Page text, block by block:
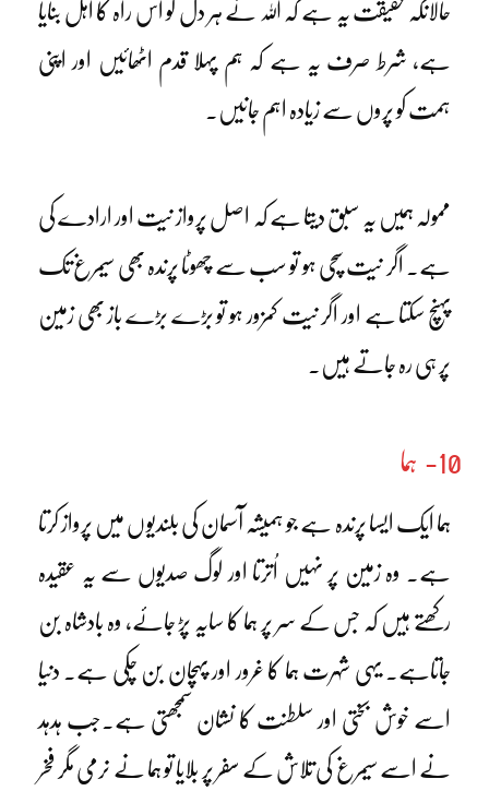
حالانکہ حقیقت یہ ہے کہ اللہ نے ہر دل کو اس راہ کا اہل بنایا
ہے، شرط صرف یہ ہے کہ ہم پہلا قدم اٹھائیں اور اپنی
ہمت کو پروں سے زیادہ اہم جانیں۔
ممولہ ہمیں یہ سبق دیتا ہے کہ اصل پرواز نیت اور ارادے کی
ہے۔ اگر نیت سچی ہو تو سب سے چھوٹا پرندہ بھی سیمرغ تک
پہنچ سکتا ہے اور اگر نیت کمزور ہو تو بڑے بڑے باز بھی زمین
پر ہی رہ جاتے ہیں۔
10- ہما
ہما ایک ایسا پرندہ ہے جو ہمیشہ آسمان کی بلندیوں میں پرواز کرتا
ہے۔ وہ زمین پر نہیں اُترتا اور لوگ صدیوں سے یہ عقیدہ
رکھتے ہیں کہ جس کے سر پر ہما کا سایہ پڑ جائے، وہ بادشاہ بن
جاتاہے۔ یہی شہرت ہما کا غرور اور پہچان بن چکی ہے۔ دنیا
اسے خوش بختی اور سلطنت کا نشان سمجھتی ہے۔جب ہدہد
نے اسے سیمرغ کی تلاش کے سفر پر بلایا تو ہما نے نرمی مگر فخر